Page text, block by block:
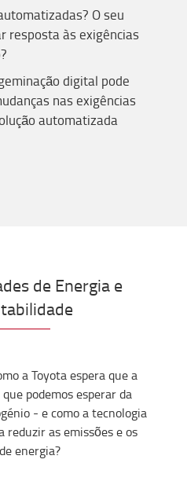
O seu
resposta às exigências
digital pode
nas exigências
automatizada
de Energia e
a Toyota espera que a
podemos esperar da
- e como a tecnologia
reduzir as emissões e os
energia?